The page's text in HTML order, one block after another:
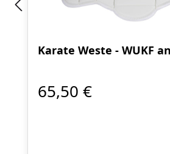
Karate Weste - WUKF
65,50 €